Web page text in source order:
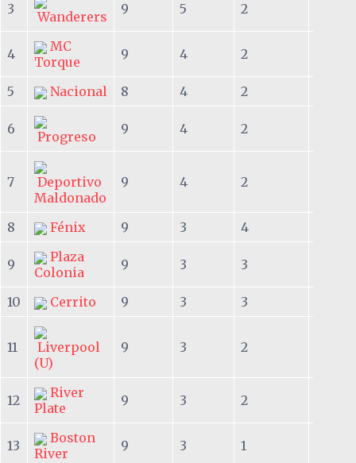
3 Wanderers 9 5 2
4
MC
Torque
9 4 2
5 Nacional 8 4 2
6 Progreso 9 4 2
7
Deportivo
Maldonado
9 4 2
8 Fénix 9 3 4
9
Plaza
Colonia
9 3 3
10 Cerrito 9 3 3
11
Liverpool
(U)
9 3 2
12
River
Plate
9 3 2
13
Boston
River
9 3 1